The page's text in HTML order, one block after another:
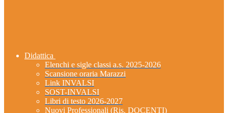
Didattica
Elenchi e sigle classi a.s. 2025-2026
Scansione oraria Marazzi
Link INVALSI
SOST-INVALSI
Libri di testo 2026-2027
Nuovi Professionali (Ris. DOCENTI)